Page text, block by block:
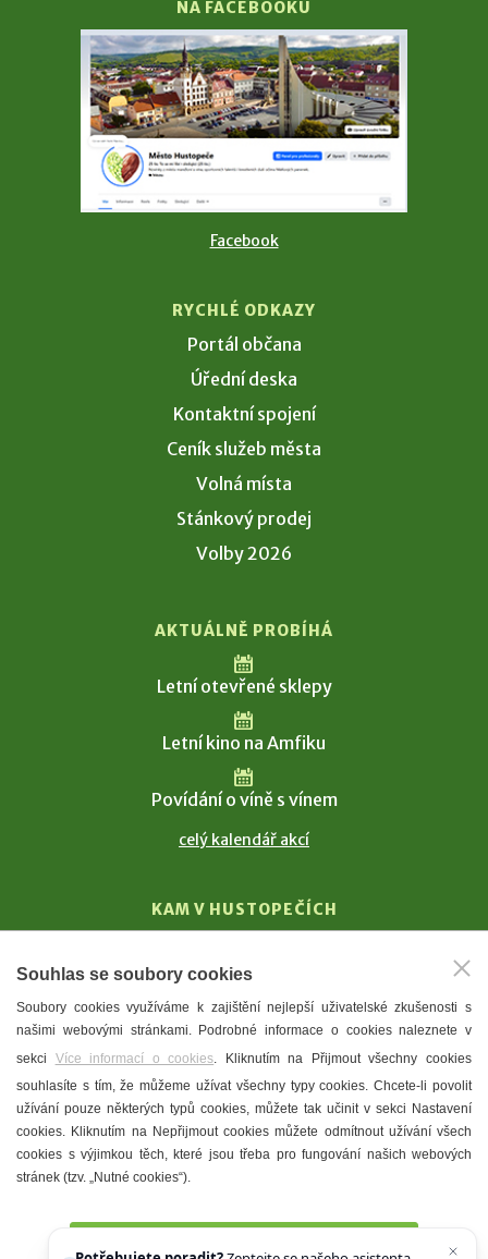
NA FACEBOOKU
Facebook
RYCHLÉ ODKAZY
Portál občana
Úřední deska
Kontaktní spojení
Ceník služeb města
Volná místa
Stánkový prodej
Volby 2026
AKTUÁLNĚ PROBÍHÁ
Letní otevřené sklepy
Letní kino na Amfiku
Povídání o víně s vínem
celý kalendář akcí
KAM V HUSTOPEČÍCH
T. G. Masaryk
Mandloně
Ubytování
Restaurace
Městské muzeum a galerie
Denní meníčka
Souhlas se soubory cookies
Soubory cookies využíváme k zajištění nejlepší uživatelské zkušenosti s
našimi webovými stránkami. Podrobné informace o cookies naleznete v
sekci Více informací o cookies. Kliknutím na Přijmout všechny cookies
souhlasíte s tím, že můžeme užívat všechny typy cookies. Chcete-li povolit
užívání pouze některých typů cookies, můžete tak učinit v sekci Nastavení
cookies. Kliknutím na Nepřijmout cookies můžete odmítnout užívání všech
cookies s výjimkou těch, které jsou třeba pro fungování našich webových
stránek (tzv. „Nutné cookies“).